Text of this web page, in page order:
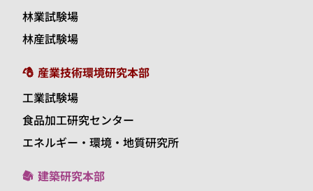
林業試験場
林産試験場
産業技術環境研究本部
工業試験場
食品加工研究センター
エネルギー・環境・地質研究所
建築研究本部